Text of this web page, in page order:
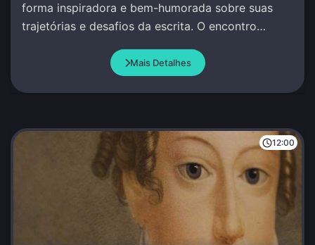
forma inspiradora e bem-humorada sobre suas
trajetórias e desafios da escrita. O encontro
Mais Detalhes
12:00